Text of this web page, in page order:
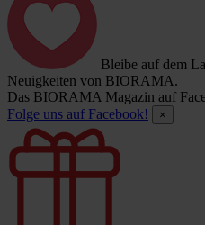
Bleibe auf dem
Neuigkeiten von BIORAMA.
Das BIORAMA Magazin auf
Folge uns auf Facebook!
×